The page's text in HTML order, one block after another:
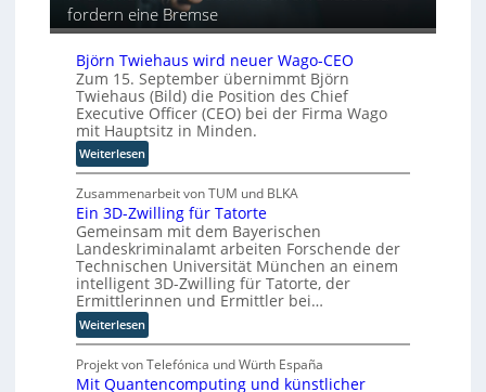
-
u
s
b
a
u
i
c
h
e
n
R
o
u
t
e
r
-
H
e
r
s
e
u
t
o
m
a
t
i
s
i
e
r
u
n
g
s
l
ö
s
u
n
fordern eine Bremse
Björn Twiehaus wird neuer Wago-CEO
Zum 15. September übernimmt Björn
Twiehaus (Bild) die Position des Chief
Executive Officer (CEO) bei der Firma Wago
mit Hauptsitz in Minden.
Weiterlesen:
B
j
ö
r
n
T
w
i
e
h
a
u
Zusammenarbeit von TUM und BLKA
Ein 3D-Zwilling für Tatorte
Gemeinsam mit dem Bayerischen
Landeskriminalamt arbeiten Forschende der
Technischen Universität München an einem
intelligent 3D-Zwilling für Tatorte, der
Ermittlerinnen und Ermittler bei…
Weiterlesen:
E
i
n
Projekt von Telefónica und Würth España
Mit Quantencomputing und künstlicher